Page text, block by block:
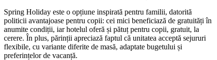
Spring Holiday este o opțiune inspirată pentru familii, datorită
politicii avantajoase pentru copii: cei mici beneficiază de gratuități în
anumite condiții, iar hotelul oferă și pătuț pentru copii, gratuit, la
cerere. În plus, părinții apreciază faptul că unitatea acceptă sejururi
flexibile, cu variante diferite de masă, adaptate bugetului și
preferințelor de vacanță.